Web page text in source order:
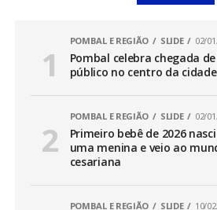
POMBAL E REGIÃO SLIDE 02/
Pombal celebra chegada
público no centro da cidade
POMBAL E REGIÃO SLIDE 02/
Primeiro bebê de 2026
uma menina e veio ao
cesariana
POMBAL E REGIÃO SLIDE 10/